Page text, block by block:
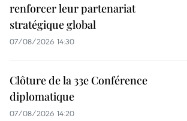
renforcer leur partenariat
stratégique global
07/08/2026 14:30
Clôture de la 33e Conférence
diplomatique
07/08/2026 14:20